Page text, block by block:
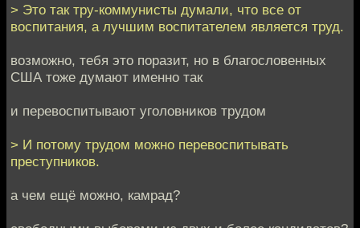
> Это так тру-коммунисты думали, что все от
воспитания, а лучшим воспитателем является труд.
возможно, тебя это поразит, но в благословенных
США тоже думают именно так
и перевоспитывают уголовников трудом
> И потому трудом можно перевоспитывать
преступников.
а чем ещё можно, камрад?